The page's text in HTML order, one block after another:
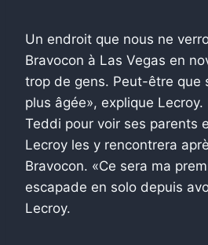
Un endroit que nous ne
Bravocon à Las Vegas en
trop de gens. Peut-être que
plus âgée», explique
Teddi pour voir ses parents
Lecroy les y rencontrera
Bravocon. «Ce sera ma
escapade en solo depuis
Lecroy.